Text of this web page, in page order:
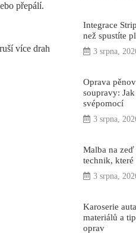
přepálí.
více drah
Integrace
než spustíte
3 srpna,
Oprava
soupravy:
svépomocí
3 srpna,
Malba na
technik,
3 srpna,
Karoserie
materiálů a
oprav